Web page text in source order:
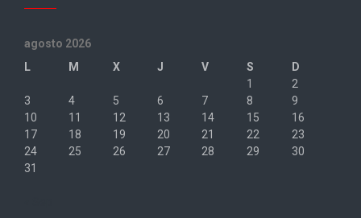
agosto 2026
L
M X J V S
D
1
2
3
4 5 6 7 8
9
10
11 12 13 14 15
16
17
18 19 20 21 22
23
24
25 26 27 28 29
30
31